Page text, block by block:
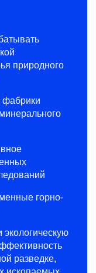
природного
фабрики
горно-
разведке,